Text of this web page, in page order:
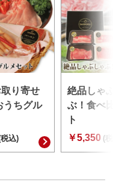
り寄せ
うちグル
込)
絶品しゃ
ぶ！食べ
ト
￥5,350 (